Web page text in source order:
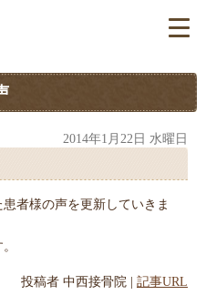
2014年1月22日 水曜日
者様の声を更新していきま
投稿者 中西接骨院 | 記事URL